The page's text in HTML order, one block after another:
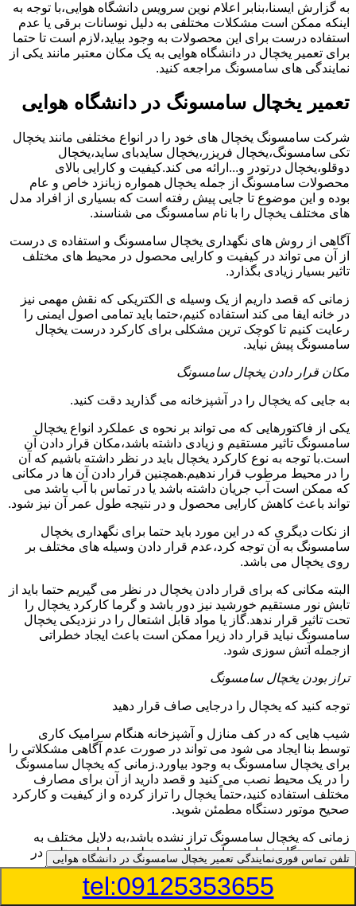
به گزارش ایسنا،بنابر اعلام نوین سرویس دانشگاه هوایی،با توجه به
اینکه ممکن است مشکلات مختلفی به دلیل نوسانات برقی یا عدم
استفاده درست برای این محصولات به وجود بیاید،لازم است تا حتما
برای تعمیر یخچال در دانشگاه هوایی به یک مکان معتبر مانند یکی از
نمایندگی های سامسونگ مراجعه کنید.
تعمیر یخچال سامسونگ در دانشگاه هوایی
شرکت سامسونگ یخچال های خود را در انواع مختلفی مانند یخچال
تکی سامسونگ،یخچال فریزر،یخچال سایدبای ساید،یخچال
دوقلو،یخچال درتودر و...ارائه می کند.کیفیت و کارایی بالای
محصولات سامسونگ از جمله یخچال همواره زبانزد خاص و عام
بوده و این موضوع تا جایی پیش رفته است که بسیاری از افراد مدل
های مختلف یخچال را با نام سامسونگ می شناسند.
آگاهی از روش های نگهداری یخچال سامسونگ و استفاده ی درست
از آن می تواند در کیفیت و کارایی محصول در محیط های مختلف
تاثیر بسیار زیادی بگذارد.
زمانی که قصد داریم از یک وسیله ی الکتریکی که نقش مهمی نیز
در خانه ایفا می کند استفاده کنیم،حتما باید تمامی اصول ایمنی را
رعایت کنیم تا کوچک ترین مشکلی برای کارکرد درست یخچال
سامسونگ پیش نیاید.
مکان قرار دادن یخچال سامسونگ
به جایی که یخچال را در آشپزخانه می گذارید دقت کنید.
یکی از فاکتورهایی که می تواند بر نحوه ی عملکرد انواع یخچال
سامسونگ تاثیر مستقیم و زیادی داشته باشد،مکان قرار دادن آن
است.با توجه به نوع کارکرد یخچال باید در نظر داشته باشیم که آن
را در محیط مرطوب قرار ندهیم.همچنین قرار دادن آن ها در مکانی
که ممکن است آب جریان داشته باشد یا در تماس با آب باشد می
تواند باعث کاهش کارایی محصول و در نتیجه طول عمر آن نیز شود.
از نکات دیگری که در این مورد باید حتما برای نگهداری یخچال
سامسونگ به آن توجه کرد،عدم قرار دادن وسیله های مختلف بر
روی یخچال می باشد.
البته مکانی که برای قرار دادن یخچال در نظر می گیریم حتما باید از
تابش نور مستقیم خورشید نیز دور باشد و گرما کارکرد یخچال را
تحت تاثیر قرار ندهد.گاز یا مواد قابل اشتعال را در نزدیکی یخچال
سامسونگ نباید قرار داد زیرا ممکن است باعث ایجاد خطراتی
ازجمله آتش سوزی شود.
تراز بودن یخچال سامسونگ
توجه کنید که یخچال را درجایی صاف قرار دهید
شیب هایی که در کف منازل و آشپزخانه هنگام سرامیک کاری
توسط بنا ایجاد می شود می تواند در صورت عدم آگاهی مشکلاتی را
برای یخچال سامسونگ به وجود بیاورد.زمانی که یخچال سامسونگ
را در یک محیط نصب می کنید و قصد دارید از آن برای مصارف
مختلف استفاده کنید،حتماً یخچال را تراز کرده و از کیفیت و کارکرد
صحیح موتور دستگاه مطمئن شوید.
زمانی که یخچال سامسونگ تراز نشده باشد،به دلایل مختلف به
موتور دستگاه فشار می آید و علاوه بر تولید صداهای مختلف در
برخی از موارد ممکن است باعث کاهش طول عمر موتور نیز
شود.همچنین در عملکرد گاز مبرد اختلال ایجاد می کند.
تلفن تماس فورینمایندگی تعمیر یخچال سامسونگ در دانشگاه هوایی
tel:09125353655